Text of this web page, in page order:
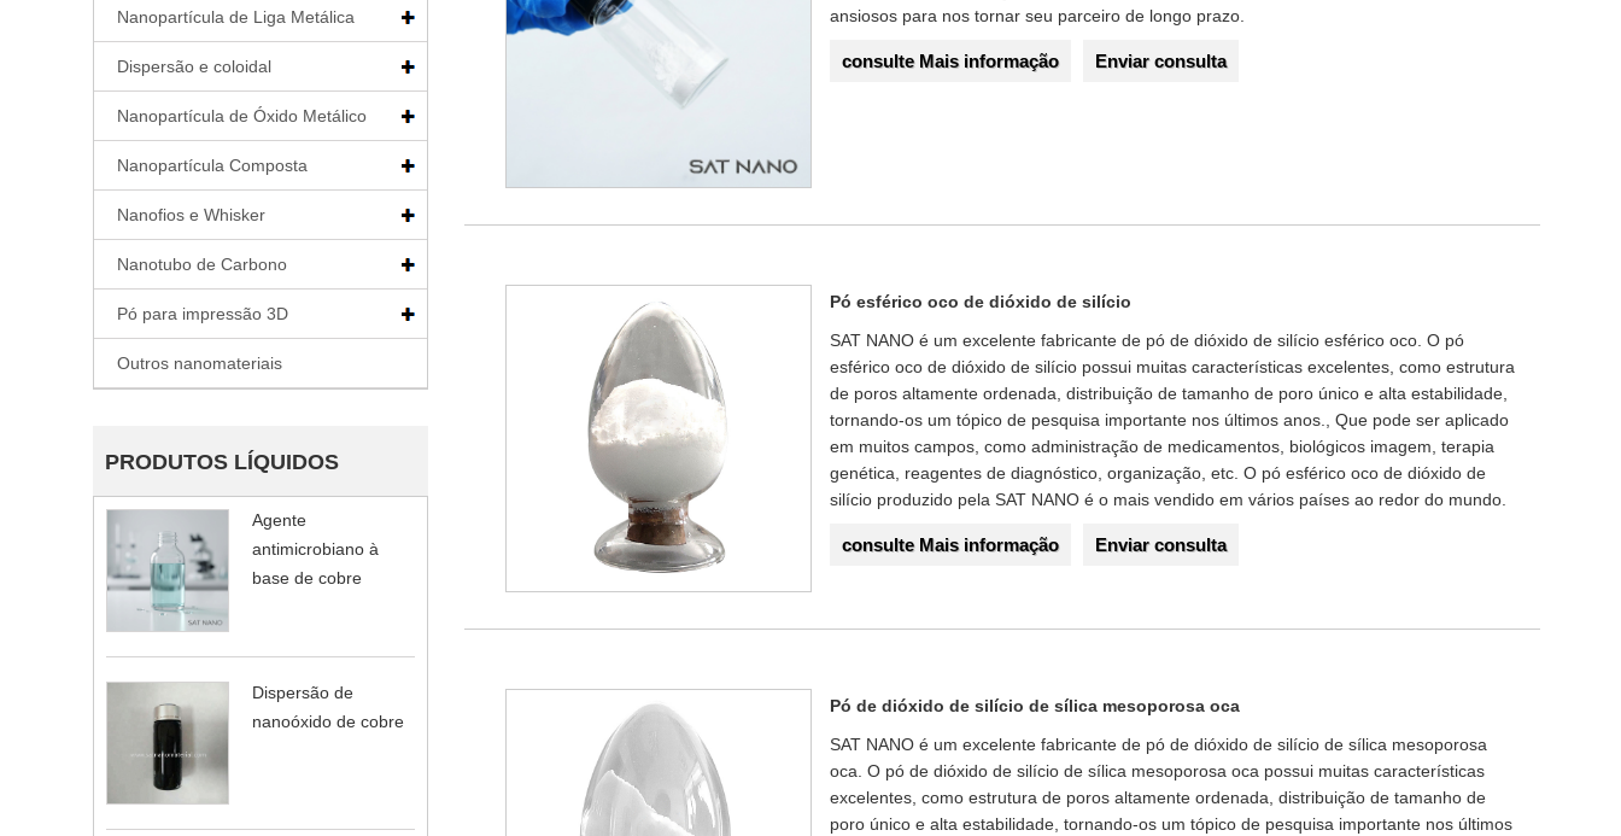
Nanopartícula de Liga Metálica
Dispersão e coloidal
Nanopartícula de Óxido Metálico
Nanopartícula Composta
Nanofios e Whisker
Nanotubo de Carbono
Pó para impressão 3D
Outros nanomateriais
PRODUTOS LÍQUIDOS
Agente
antimicrobiano à
base de cobre
Dispersão de
nanoóxido de cobre
ansiosos para nos tornar seu parceiro de longo prazo.
consulte Mais informação Enviar consulta
Pó esférico oco de dióxido de silício
SAT NANO é um excelente fabricante de pó de dióxido de silício esférico oco. O pó
esférico oco de dióxido de silício possui muitas características excelentes, como estrutura
de poros altamente ordenada, distribuição de tamanho de poro único e alta estabilidade,
tornando-os um tópico de pesquisa importante nos últimos anos., Que pode ser aplicado
em muitos campos, como administração de medicamentos, biológicos imagem, terapia
genética, reagentes de diagnóstico, organização, etc. O pó esférico oco de dióxido de
silício produzido pela SAT NANO é o mais vendido em vários países ao redor do mundo.
consulte Mais informação Enviar consulta
Pó de dióxido de silício de sílica mesoporosa oca
SAT NANO é um excelente fabricante de pó de dióxido de silício de sílica mesoporosa
oca. O pó de dióxido de silício de sílica mesoporosa oca possui muitas características
excelentes, como estrutura de poros altamente ordenada, distribuição de tamanho de
poro único e alta estabilidade, tornando-os um tópico de pesquisa importante nos últimos